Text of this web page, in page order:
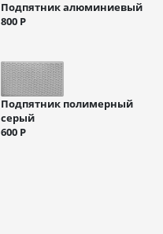
Подпятник алюминиевый
800 Р
Подпятник полимерный
серый
600 Р